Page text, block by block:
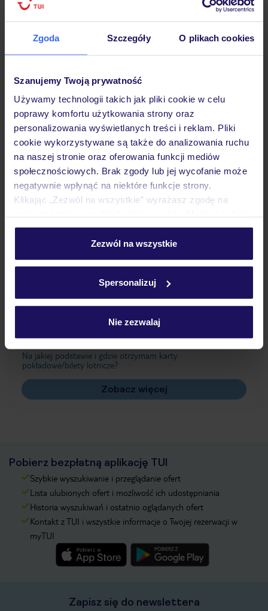
Zgoda Szczegóły O plikach cookies
Szanujemy Twoją prywatność
Używamy technologii takich jak pliki cookie w celu
poprawy komfortu użytkowania strony oraz
personalizowania wyświetlanych treści i reklam. Pliki
cookie wykorzystywane są także do analizowania ruchu
na naszej stronie oraz oferowania funkcji mediów
społecznościowych. Brak zgody lub jej wycofanie może
negatywnie wpłynąć na niektóre funkcje strony.
Klikając „Zezwól na wszystkie” wyrażasz zgodę na
personalizować swój wybór wchodząc w zakładkę
Szczegółowe informacje o plikach cookie znajdziesz
Zezwól na wszystkie
Spersonalizuj
Nie zezwalaj
Hotel
Pokoje
Wyżywienie
Atrakcje
Często zadawane pytania
Jak zmienić uczestników/osobę zgłaszającą?
Czy w Hotelu będzie przedstawiciel TUI?
Na jakiej podstawie i gdzie otrzymam karty
pokładowe/bilety lotnicze?
Zobacz więcej
Pobierz bezpłatną aplikację TUI
Szybkie wyszukiwanie i przeglądanie ofert
Lista ulubionych ofert i możliwość ich udostępniania
Historia wyszukiwań i ostatnio oglądanych ofert
Kontakt z TUI i wszystkie informacje o Twojej rezerwacji w
myTUI
Zapisz się do newslettera